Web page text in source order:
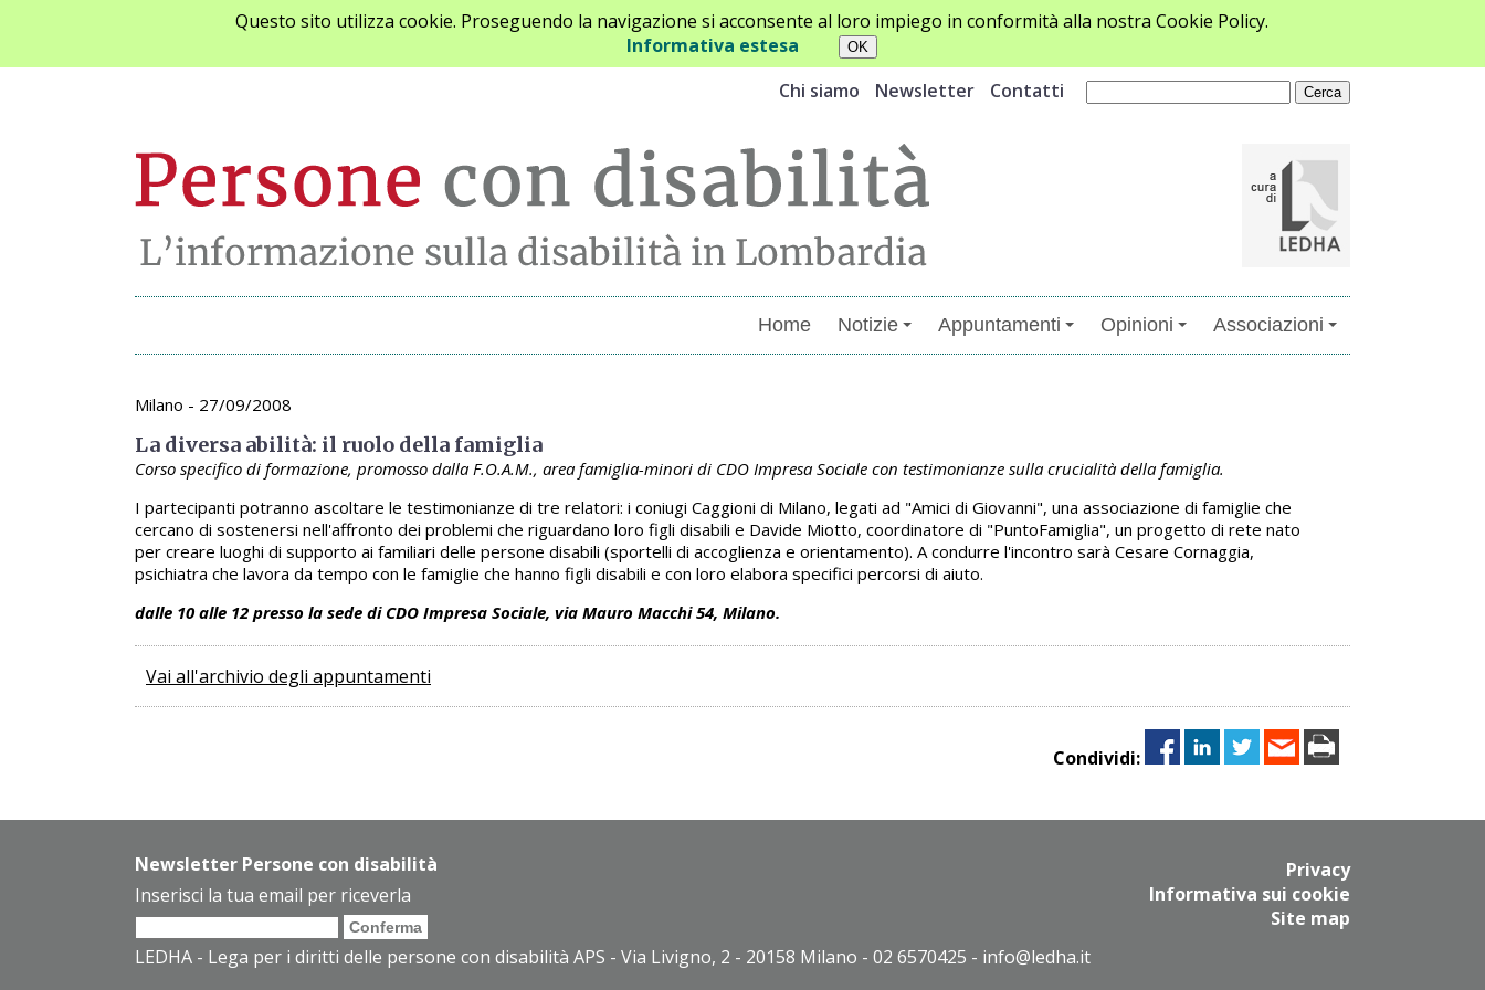
Questo sito utilizza cookie. Proseguendo la navigazione si acconsente al loro impiego in conformità alla nostra Cookie Policy.
Informativa estesa
Chi siamo
Newsletter Contatti
Home Notizie Appuntamenti Opinioni Associazioni
Archivio appuntamenti
Milano - 27/09/2008
La diversa abilità: il ruolo della famiglia
Corso specifico di formazione, promosso dalla F.O.A.M., area famiglia-minori di CDO Impresa Sociale con testimonianze sulla crucialità della famiglia.
I partecipanti potranno ascoltare le testimonianze di tre relatori: i coniugi Caggioni di Milano, legati ad "Amici di Giovanni", una associazione di famiglie che
cercano di sostenersi nell'affronto dei problemi che riguardano loro figli disabili e Davide Miotto, coordinatore di "PuntoFamiglia", un progetto di rete nato
per creare luoghi di supporto ai familiari delle persone disabili (sportelli di accoglienza e orientamento). A condurre l'incontro sarà Cesare Cornaggia,
psichiatra che lavora da tempo con le famiglie che hanno figli disabili e con loro elabora specifici percorsi di aiuto.
dalle 10 alle 12 presso la sede di CDO Impresa Sociale, via Mauro Macchi 54, Milano.
Vai all'archivio degli appuntamenti
Condividi:
Newsletter Persone con disabilità
Inserisci la tua email per riceverla
Privacy
Informativa sui cookie
Site map
LEDHA - Lega per i diritti delle persone con disabilità APS - Via Livigno, 2 - 20158 Milano - 02 6570425 - info@ledha.it